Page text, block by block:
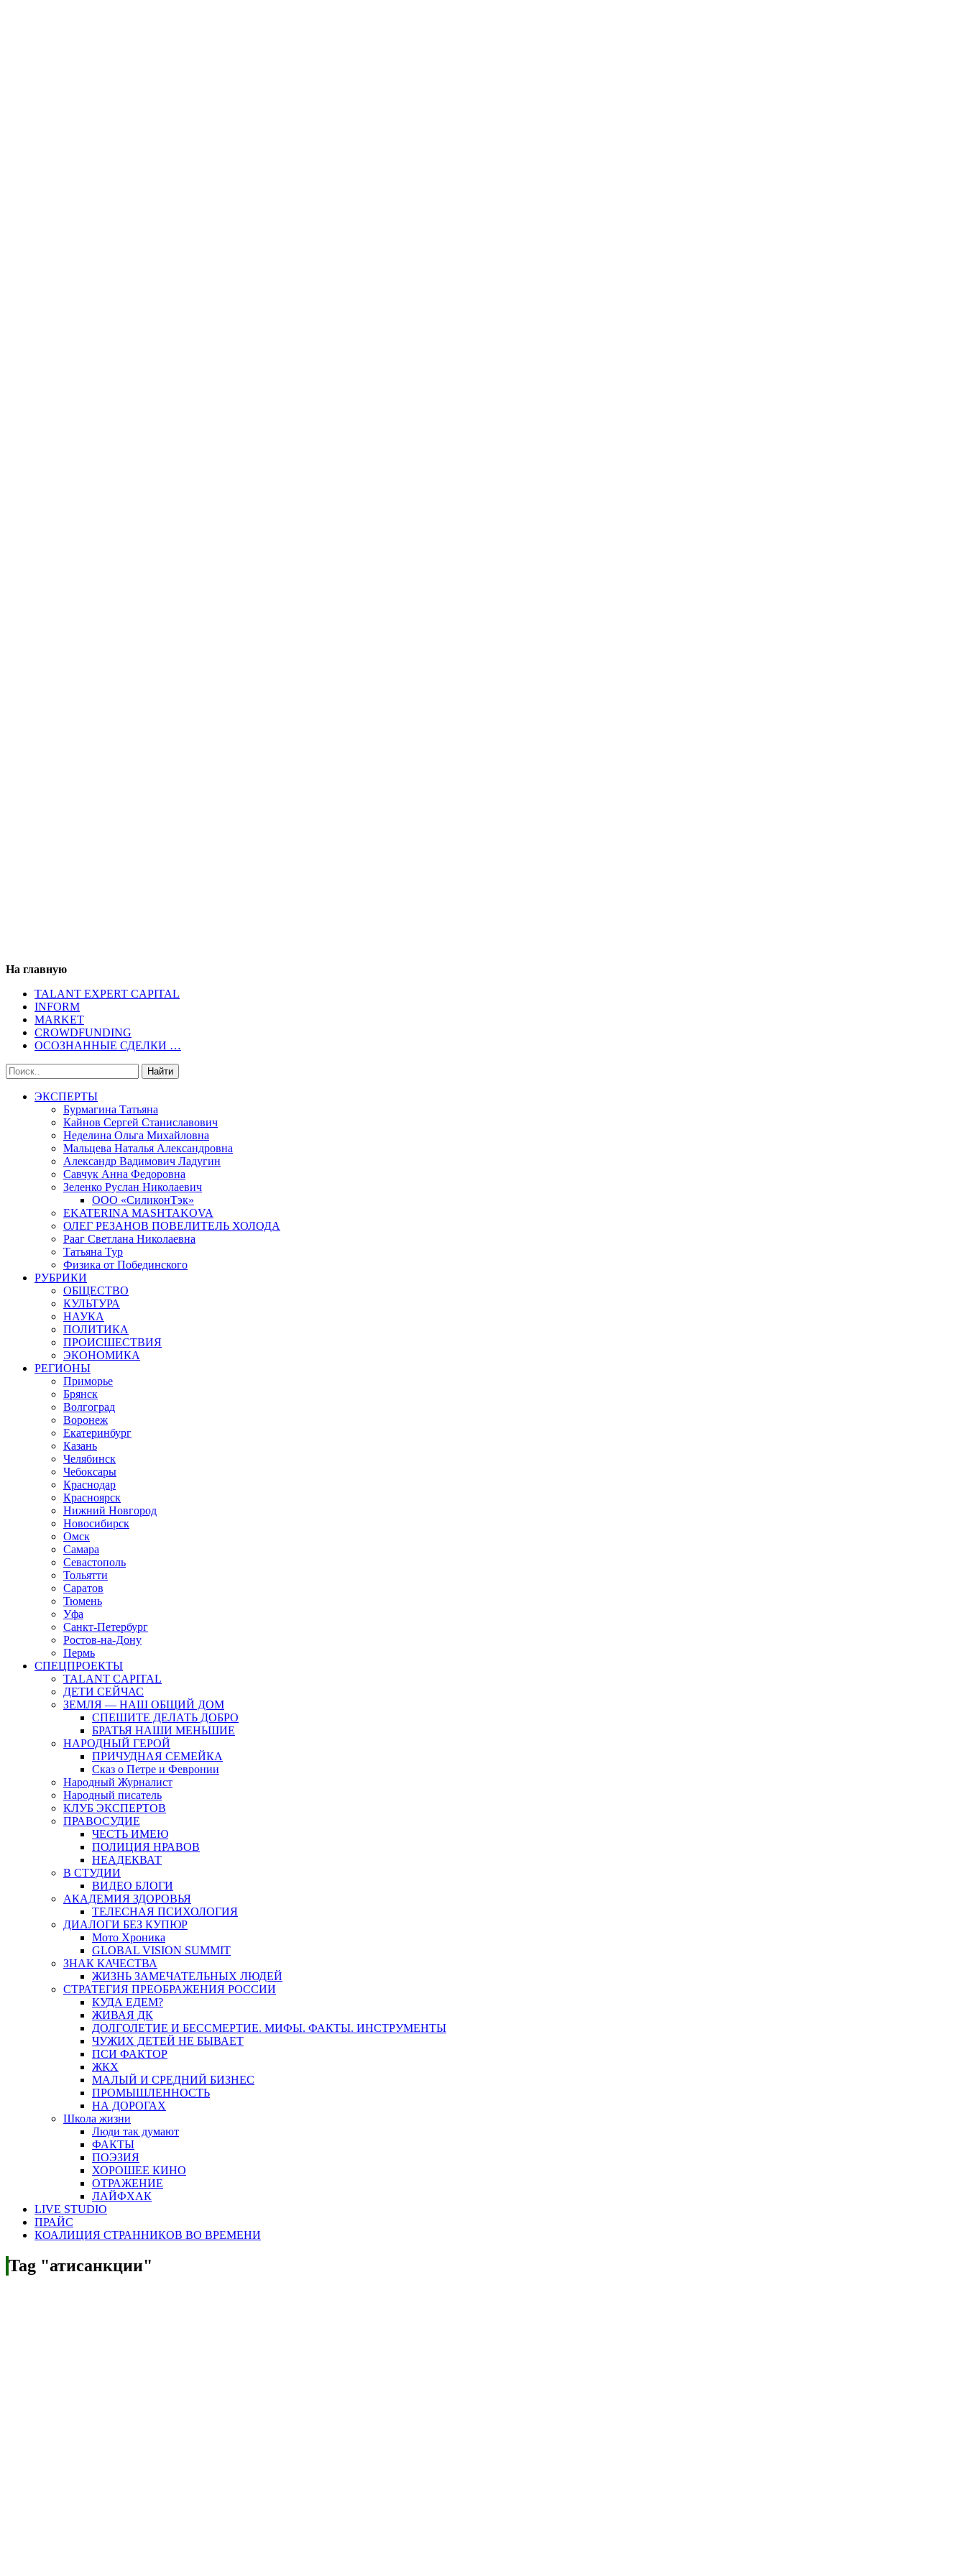
На главную
TALANT EXPERT CAPITAL
INFORM
MARKET
CROWDFUNDING
ОСОЗНАННЫЕ СДЕЛКИ …
ЭКСПЕРТЫ
Бурмагина Татьяна
Кайнов Сергей Станиславович
Неделина Ольга Михайловна
Мальцева Наталья Александровна
Александр Вадимович Ладугин
Савчук Анна Федоровна
Зеленко Руслан Николаевич
ООО «СиликонТэк»
EKATERINA MASHTAKOVA
ОЛЕГ РЕЗАНОВ ПОВЕЛИТЕЛЬ ХОЛОДА
Рааг Светлана Николаевна
Татьяна Тур
Физика от Побединского
РУБРИКИ
ОБЩЕСТВО
КУЛЬТУРА
НАУКА
ПОЛИТИКА
ПРОИСШЕСТВИЯ
ЭКОНОМИКА
РЕГИОНЫ
Приморье
Брянск
Волгоград
Воронеж
Екатеринбург
Казань
Челябинск
Чебоксары
Краснодар
Красноярск
Нижний Новгород
Новосибирск
Омск
Самара
Севастополь
Тольятти
Саратов
Тюмень
Уфа
Санкт-Петербург
Ростов-на-Дону
Пермь
СПЕЦПРОЕКТЫ
TALANT CAPITAL
ДЕТИ СЕЙЧАС
ЗЕМЛЯ — НАШ ОБЩИЙ ДОМ
СПЕШИТЕ ДЕЛАТЬ ДОБРО
БРАТЬЯ НАШИ МЕНЬШИЕ
НАРОДНЫЙ ГЕРОЙ
ПРИЧУДНАЯ СЕМЕЙКА
Сказ о Петре и Февронии
Народный Журналист
Народный писатель
КЛУБ ЭКСПЕРТОВ
ПРАВОСУДИЕ
ЧЕСТЬ ИМЕЮ
ПОЛИЦИЯ НРАВОВ
НЕАДЕКВАТ
В СТУДИИ
ВИДЕО БЛОГИ
АКАДЕМИЯ ЗДОРОВЬЯ
ТЕЛЕСНАЯ ПСИХОЛОГИЯ
ДИАЛОГИ БЕЗ КУПЮР
Мото Хроника
GLOBAL VISION SUMMIT
ЗНАК КАЧЕСТВА
ЖИЗНЬ ЗАМЕЧАТЕЛЬНЫХ ЛЮДЕЙ
СТРАТЕГИЯ ПРЕОБРАЖЕНИЯ РОССИИ
КУДА ЕДЕМ?
ЖИВАЯ ДК
ДОЛГОЛЕТИЕ И БЕССМЕРТИЕ. МИФЫ. ФАКТЫ. ИНСТРУМЕНТЫ
ЧУЖИХ ДЕТЕЙ НЕ БЫВАЕТ
ПСИ ФАКТОР
ЖКХ
МАЛЫЙ И СРЕДНИЙ БИЗНЕС
ПРОМЫШЛЕННОСТЬ
НА ДОРОГАХ
Школа жизни
Люди так думают
ФАКТЫ
ПОЭЗИЯ
ХОРОШЕЕ КИНО
ОТРАЖЕНИЕ
ЛАЙФХАК
LIVE STUDIO
ПРАЙС
КОАЛИЦИЯ СТРАННИКОВ ВО ВРЕМЕНИ
Tag "атисанкции"